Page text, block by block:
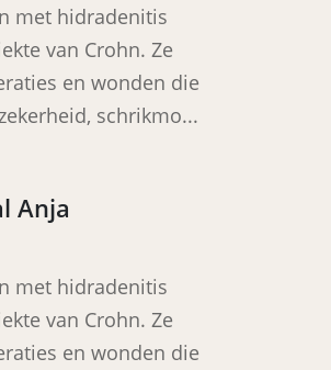
met hidradenitis
van Crohn. Ze
en wonden die
schrikmo...
Anja
met hidradenitis
van Crohn. Ze
en wonden die